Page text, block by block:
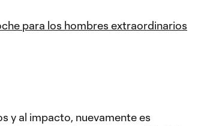
para los hombres extraordinarios
y al impacto, nuevamente es